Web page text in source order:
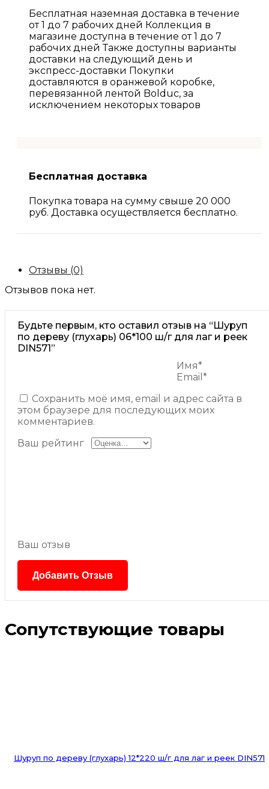
Бесплатная наземная доставка в течение
от 1 до 7 рабочих дней Коллекция в
магазине доступна в течение от 1 до 7
рабочих дней Также доступны варианты
доставки на следующий день и
экспресс-доставки Покупки
доставляются в оранжевой коробке,
перевязанной лентой Bolduc, за
исключением некоторых товаров
Бесплатная доставка
Покупка товара на сумму свыше 20 000
руб. Доставка осуществляется бесплатно.
Отзывы (0)
Отзывов пока нет.
Будьте первым, кто оставил отзыв на “Шуруп
по дереву (глухарь) 06*100 ш/г для лаг и реек
DIN571”
Имя*
Email*
Сохранить моё имя, email и адрес сайта в
этом браузере для последующих моих
комментариев.
Ваш рейтинг
Ваш отзыв
Сопутствующие товары
Шуруп по дереву (глухарь) 12*220 ш/г для лаг и реек DIN571